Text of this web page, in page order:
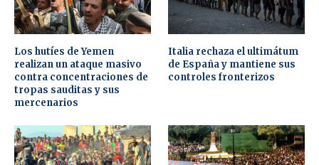
Los hutíes de Yemen
realizan un ataque masivo
contra concentraciones de
tropas sauditas y sus
mercenarios
Italia rechaza el ultimátum
de España y mantiene sus
controles fronterizos